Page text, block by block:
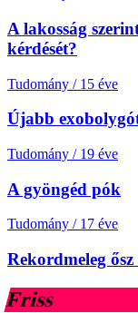
A lakosság
kérdését?
Tudomány / 15 éve
Újabb
Tudomány / 19 éve
A gyöngéd pók
Tudomány / 17 éve
Rekordmeleg
Friss